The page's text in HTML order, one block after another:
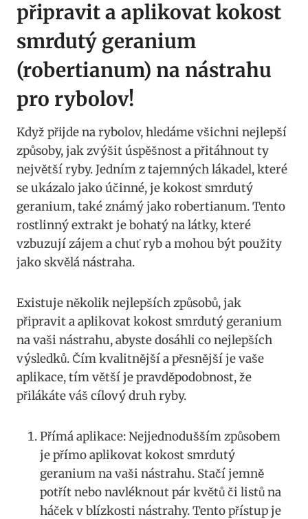
připravit ⁢a aplikovat ‌kokost
smrdutý ​geranium
(robertianum) na nástrahu⁤
pro ‍rybolov!
Když přijde na rybolov,⁣ hledáme všichni nejlepší
způsoby, jak zvýšit úspěšnost a⁢ přitáhnout ty
největší ryby. ⁣Jedním z tajemných lákadel, které
se ⁤ukázalo jako účinné, je kokost ‌smrdutý
geranium, také známý jako robertianum. ‍Tento
rostlinný extrakt je bohatý na látky, které
vzbuzují​ zájem a chuť ryb ⁣a mohou⁢ být použity
jako​ skvělá nástraha.
Existuje několik nejlepších způsobů, jak
připravit ‌a aplikovat ⁤kokost smrdutý geranium
na vaši⁤ nástrahu, abyste dosáhli⁣ co nejlepších
výsledků.‍ Čím kvalitnější‍ a přesnější je vaše
aplikace, tím větší ‌je pravděpodobnost, že
přilákáte ​váš ⁤cílový druh ryby.
Přímá aplikace: ​Nejjednodušším způsobem
je přímo aplikovat kokost smrdutý
geranium na vaši nástrahu. Stačí jemně
potřít nebo navléknout ⁤pár květů či listů na
háček ⁤v blízkosti nástrahy. Tento přístup je